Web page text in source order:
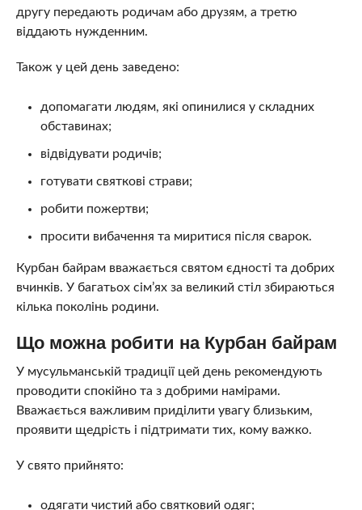
другу передають родичам або друзям, а третю
віддають нужденним.
Також у цей день заведено:
допомагати людям, які опинилися у складних
обставинах;
відвідувати родичів;
готувати святкові страви;
робити пожертви;
просити вибачення та миритися після сварок.
Курбан байрам вважається святом єдності та добрих
вчинків. У багатьох сім’ях за великий стіл збираються
кілька поколінь родини.
Що можна робити на Курбан байрам
У мусульманській традиції цей день рекомендують
проводити спокійно та з добрими намірами.
Вважається важливим приділити увагу близьким,
проявити щедрість і підтримати тих, кому важко.
У свято прийнято:
одягати чистий або святковий одяг;